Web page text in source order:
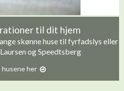
til dit hjem
skønne huse til fyrfadslys eller
og Speedtsberg
husene her